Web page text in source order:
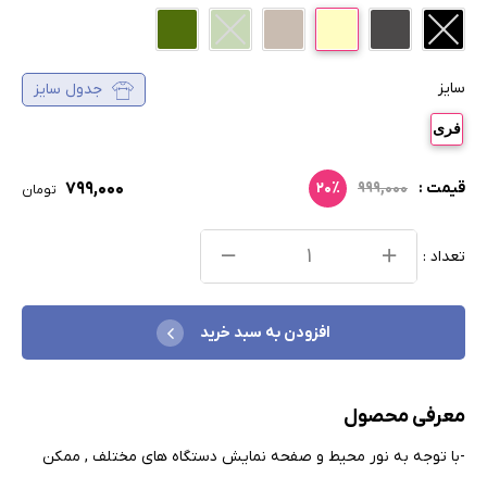
سایز جدول سایز
فری
قیمت : ۹۹۹,۰۰۰ ۲۰٪ ۷۹۹,۰۰۰ تومان
تعداد :
افزودن به سبد خرید
معرفی محصول
-با توجه به نور محیط و صفحه نمایش دستگاه های مختلف , ممکن